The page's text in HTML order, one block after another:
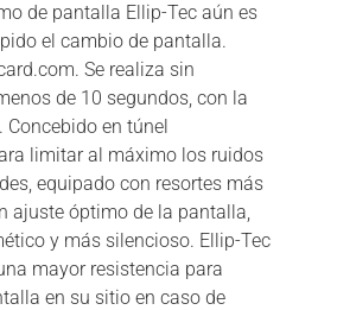
de pantalla Ellip-Tec aún es
el cambio de pantalla.
Se realiza sin
de 10 segundos, con la
en túnel
limitar al máximo los ruidos
equipado con resortes más
ajuste óptimo de la pantalla,
y más silencioso. Ellip-Tec
mayor resistencia para
en su sitio en caso de